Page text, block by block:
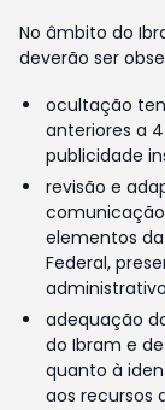
No âmbito do
deverão ser
ocultação
anteriores a
publicidade
revisão e
elementos
Federal,
adequação
do Ibram e
quanto à
aos recursos